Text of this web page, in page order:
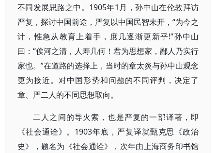
不同发展思路之中。1905年1月，孙中山在伦敦拜访
严复，探讨中国前途，严复以中国民智未开，“为今之
计，惟急从教育上着手，庶几逐渐更新乎!”孙中山
曰：“俟河之清，人寿几何！君为思想家，鄙人乃实行
家也。”在道路的选择上，当时的章太炎与孙中山观念
更为接近。对中国形势和问题的不同评判，决定了
章、严二人的不同思想取向。
二人之间的导火索，也是严复的一部译著，即
《社会通诠》。1903年底，严复译就甄克思《政治
史》，题名为《社会通诠》，次年由上海商务印书馆